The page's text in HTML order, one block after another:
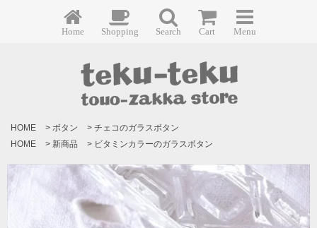
Home Shopping Search Cart Menu
HOME > ボタン > チェコのガラスボタン
HOME
> 新商品 > ビタミンカラーのガラスボタン